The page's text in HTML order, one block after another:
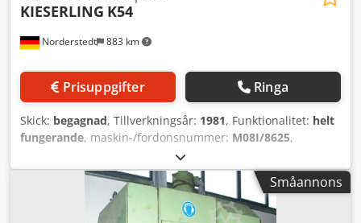
Norderstedt 883 km
KIESERLING K54
Prisuppgifter Ringa
Skick: begagnad, Tillverkningsår: 1981, Funktionalitet: helt
fungerande, maskin-/fordonsnummer: M08I/8625,
Erbjudandenummer: M08I/8625 Maskintyp: 4 matriser - 4
slagpress Info: stängt kniv Fabrikat: KIESERLING Typ: K54
Tillverkningsår: 1981/2011 Diameterområde: 8-22 mm
Djdpfx Adsygv Ayjiokr Antal matriser: 4 Antal steg: 5
Småannons